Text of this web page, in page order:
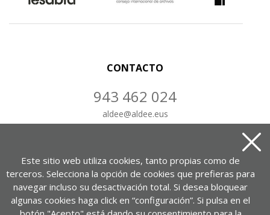
CONTACTO
943 462 024
aldee@aldee.eus
Portuetxe kalea, 37, 1-7. bul.
Este sitio web utiliza cookies, tanto propias como de
terceros. Selecciona la opción de cookies que prefieras para
navegar incluso su desactivación total. Si desea bloquear
algunas cookies haga click en “configuración”. Si pulsa en el